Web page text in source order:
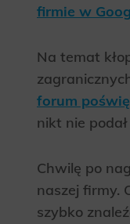
firmie w
Na temat
forum
nikt nie
Chwilę po
naszej firmy.
szybko